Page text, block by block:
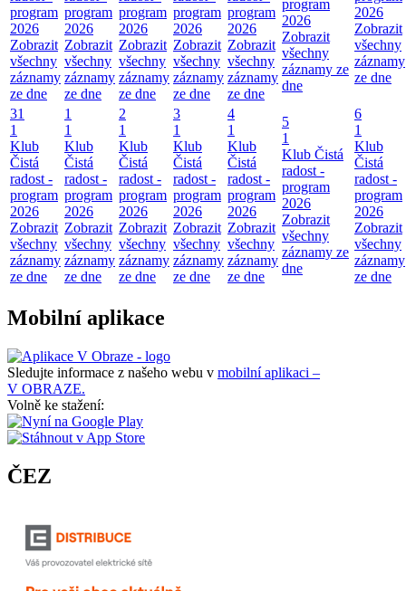
program
2026
Zobrazit
všechny
záznamy
ze dne
program
2026
Zobrazit
všechny
záznamy
ze dne
program
2026
Zobrazit
všechny
záznamy
ze dne
program
2026
Zobrazit
všechny
záznamy
ze dne
program
2026
Zobrazit
všechny
záznamy
ze dne
program
2026
Zobrazit
všechny
záznamy ze
dne
2026
Zobrazit
všechny
záznamy
ze dne
31
1
Klub
Čistá
radost -
program
2026
Zobrazit
všechny
záznamy
ze dne
1
1
Klub
Čistá
radost -
program
2026
Zobrazit
všechny
záznamy
ze dne
2
1
Klub
Čistá
radost -
program
2026
Zobrazit
všechny
záznamy
ze dne
3
1
Klub
Čistá
radost -
program
2026
Zobrazit
všechny
záznamy
ze dne
4
1
Klub
Čistá
radost -
program
2026
Zobrazit
všechny
záznamy
ze dne
5
1
Klub Čistá
radost -
program
2026
Zobrazit
všechny
záznamy ze
dne
6
1
Klub
Čistá
radost -
program
2026
Zobrazit
všechny
záznamy
ze dne
Mobilní aplikace
Sledujte informace z našeho webu v mobilní aplikaci –
V OBRAZE.
Volně ke stažení:
ČEZ